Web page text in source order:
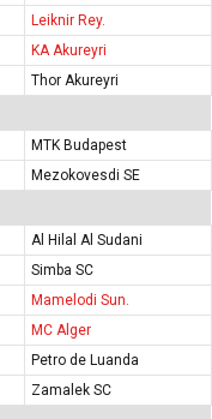
Leiknir Rey.
KA Akureyri
Thor Akureyri
MTK Budapest
Mezokovesdi SE
Al Hilal Al Sudani
Simba SC
Mamelodi Sun.
MC Alger
Petro de Luanda
Zamalek SC